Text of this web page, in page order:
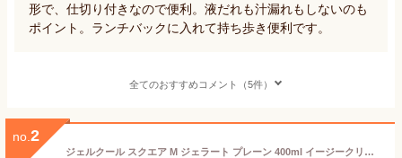
形で、仕切り付きなので便利。液だれも汁漏れもしないのも
ポイント。ランチバックに入れて持ち歩き便利です。
全てのおすすめコメント（5件）
no. 2
ジェルクール スクエア M ジェラート プレーン 400ml イージークリップ 保冷剤一体型ランチボックス 三好製作所 GEL-COOL square M【 お弁当箱 1段 保冷剤付き 保冷 デザートケース フルーツケース 弁当箱 子供 日本製 】